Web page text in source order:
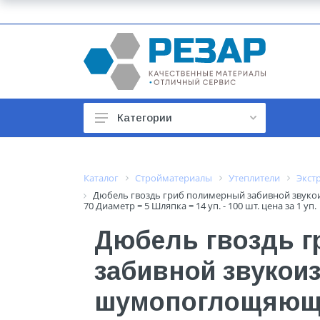
Автотовары
Арматура строительная
Баки, гидроаккумуляторы
Бойлеры и водонагреватели
Бытовая техника
Бытовая химия
Категории
Каталог Стройматериалы Утеплители
Дюбель гвоздь гриб полимерный забивной
70 Диаметр = 5 Шляпка = 14 уп. - 100 шт. цена за 1 уп.
Дюбель гвоздь
забивной